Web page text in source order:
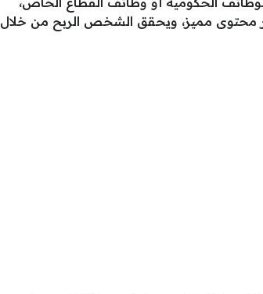
محتوى مميز، ويحقق الشخص الربح من خلال